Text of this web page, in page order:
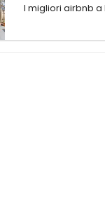
I migliori airbnb a